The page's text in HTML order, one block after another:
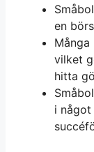
en
Många
vilket
hitta
i